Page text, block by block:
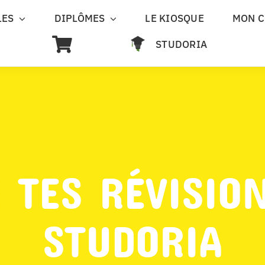
DIPLÔMES LE KIOSQUE
MON
STUDORIA
TES
STUDORIA